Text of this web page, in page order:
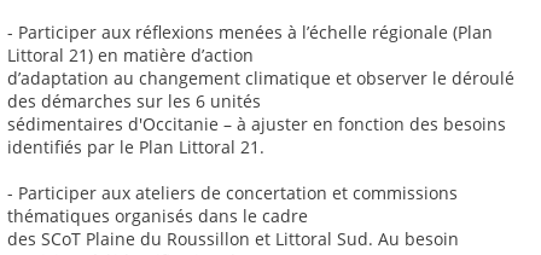
- Participer aux réflexions menées à l’échelle régionale (Plan
Littoral 21) en matière d’action
d’adaptation au changement climatique et observer le déroulé
des démarches sur les 6 unités
sédimentaires d'Occitanie – à ajuster en fonction des besoins
identifiés par le Plan Littoral 21.
- Participer aux ateliers de concertation et commissions
thématiques organisés dans le cadre
des SCoT Plaine du Roussillon et Littoral Sud. Au besoin